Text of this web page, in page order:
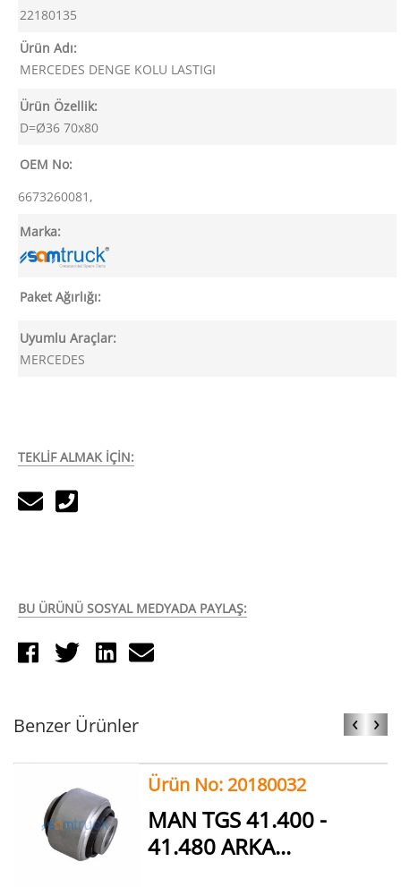
22180135
Ürün Adı:
MERCEDES DENGE KOLU LASTIGI
Ürün Özellik:
D=Ø36 70x80
OEM No:
6673260081,
Marka:
Paket Ağırlığı:
Uyumlu Araçlar:
MERCEDES
TEKLİF ALMAK İÇİN:
BU ÜRÜNÜ SOSYAL MEDYADA PAYLAŞ:
Benzer Ürünler ‹ ›
Ürün No: 20180032
MAN TGS 41.400 -
41.480 ARKA...